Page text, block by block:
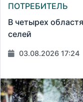
ПОТРЕБИТЕЛЬ
В четырех
селей
03.08.2026 17:24